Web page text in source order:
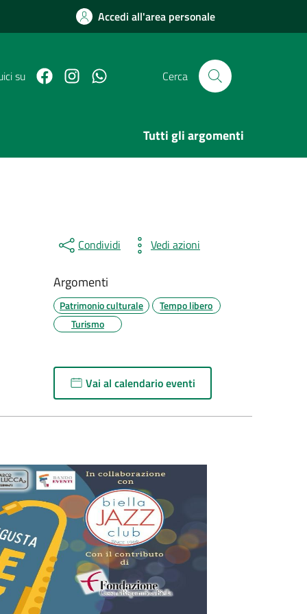
Accedi all'area personale
su FacebookLink Instagram
Link Canale Whatsapp
Cerca
Tutti gli argomenti
Condividi Vedi azioni
Argomenti
Patrimonio culturale
Tempo libero
Turismo
Vai al calendario eventi